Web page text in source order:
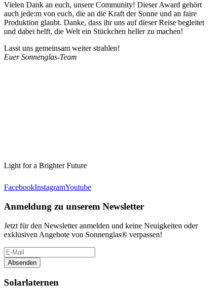
Vielen Dank an euch, unsere Community! Dieser Award gehört
auch jede:m von euch, die an die Kraft der Sonne und an faire
Produktion glaubt. Danke, dass ihr uns auf dieser Reise begleitet
und dabei helft, die Welt ein Stückchen heller zu machen!
Lasst uns gemeinsam weiter strahlen!
⁠Euer Sonnenglas-Team
Light for a Brighter Future
FacebookInstagramYoutube
Anmeldung zu unserem Newsletter
Jetzt für den Newsletter anmelden und keine Neuigkeiten oder
exklusiven Angebote von Sonnenglas® verpassen!
Absenden
Solarlaternen